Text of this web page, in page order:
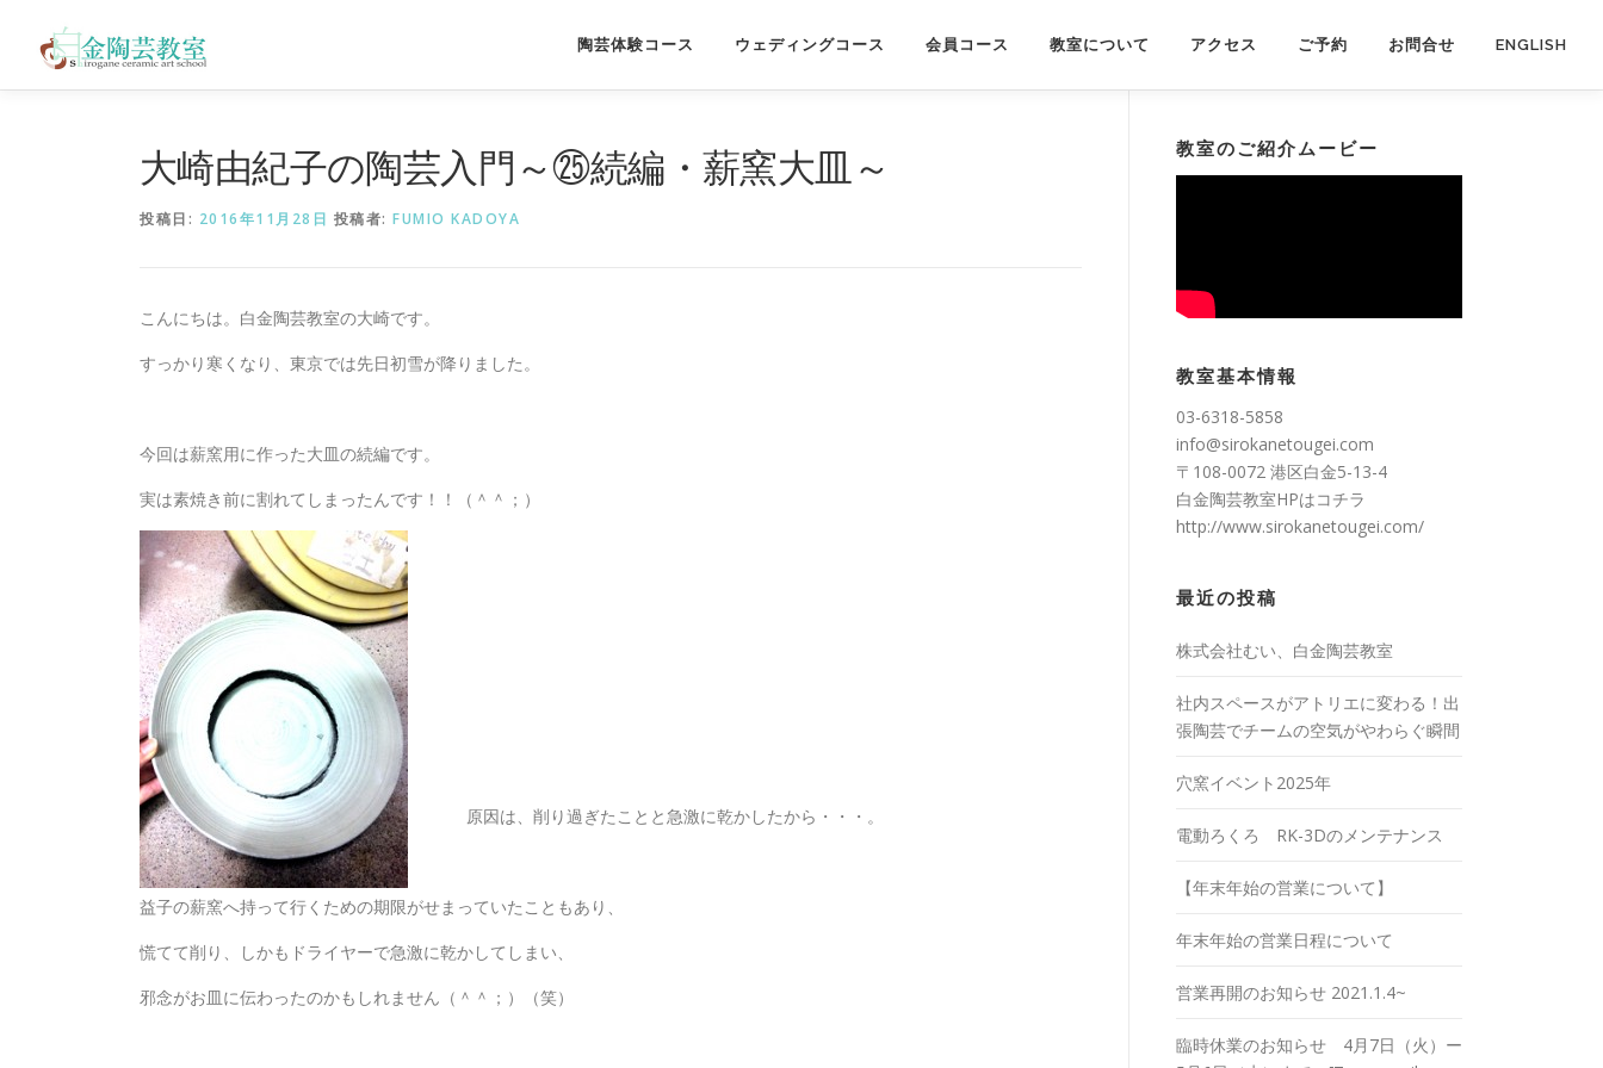
ン
陶芸体験コース ウェディングコース 会員コース 教室について アクセス ご予約 お問合せ ENGLISH
大崎由紀子の陶芸入門～㉕続編・薪窯大皿～
投稿日: 2016年11月28日 投稿者: FUMIO KADOYA
こんにちは。白金陶芸教室の大崎です。
すっかり寒くなり、東京では先日初雪が降りました。
今回は薪窯用に作った大皿の続編です。
実は素焼き前に割れてしまったんです！！（＾＾；）
原因は、削り過ぎたことと急激に乾かしたから・・・。
益子の薪窯へ持って行くための期限がせまっていたこともあり、
慌てて削り、しかもドライヤーで急激に乾かしてしまい、
邪念がお皿に伝わったのかもしれません（＾＾；）（笑）
教室のご紹介ムービー
教室基本情報
03-6318-5858
info@sirokanetougei.com
〒108-0072 港区白金5-13-4
白金陶芸教室HPはコチラ
http://www.sirokanetougei.com/
最近の投稿
株式会社むい、白金陶芸教室
社内スペースがアトリエに変わる！出
張陶芸でチームの空気がやわらぐ瞬間
穴窯イベント2025年
電動ろくろ RK-3Dのメンテナンス
【年末年始の営業について】
年末年始の営業日程について
営業再開のお知らせ 2021.1.4~
臨時休業のお知らせ 4月7日（火）ー